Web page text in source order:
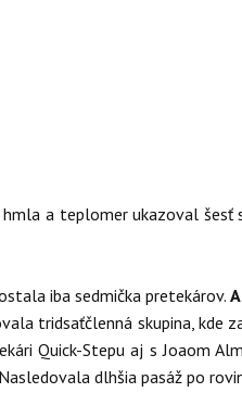
a teplomer ukazoval
iba sedmička pretekárov.
tridsaťčlenná skupina,
Quick-Stepu aj s Joaom
dlhšia pasáž po